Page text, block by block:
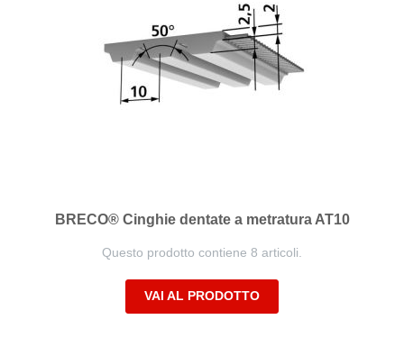
BRECO® Cinghie dentate a metratura AT10
Questo prodotto contiene 8 articoli.
VAI AL PRODOTTO